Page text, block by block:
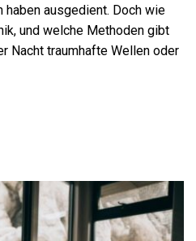
haben ausgedient. Doch wie
und welche Methoden gibt
Nacht traumhafte Wellen oder